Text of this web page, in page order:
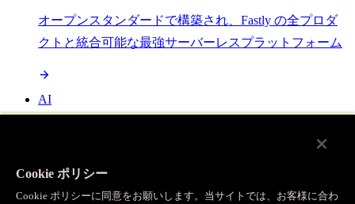
オープンスタンダードで構築され、Fastly の全プロダ
クトと統合可能な最強サーバーレスプラットフォーム
AI
Cookie ポリシー
Cookie ポリシーに同意をお願いします。当サイトでは、お客様に合わ